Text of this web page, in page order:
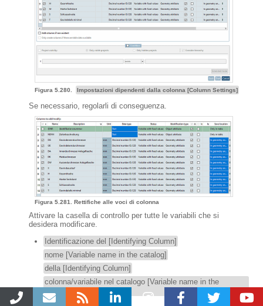
Figura 5.280. Impostazioni dipendenti dalla colonna [Column Settings]
Se necessario, regolarli di conseguenza.
Figura 5.281. Rettifiche alle voci di colonna
Attivare la casella di controllo per tutte le variabili che si
desidera modificare.
Identificazione del [Identifying Column]
nome [Variable name in the catalog]
della [Identifying Column]
colonna/variabile nel catalogo [Variable name in the
: